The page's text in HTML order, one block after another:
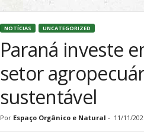
NOTÍCIAS UNCATEGORIZED
Paraná investe
setor
sustentável
Por Espaço Orgânico e Natural - 11/11/